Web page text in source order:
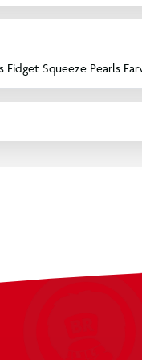
Squeeze Pearls